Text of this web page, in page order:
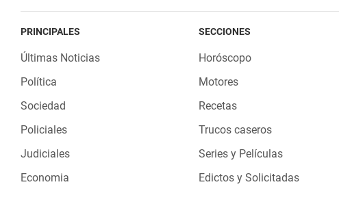
PRINCIPALES
Últimas Noticias
Política
Sociedad
Policiales
Judiciales
Economia
SECCIONES
Horóscopo
Motores
Recetas
Trucos caseros
Series y Películas
Edictos y Solicitadas